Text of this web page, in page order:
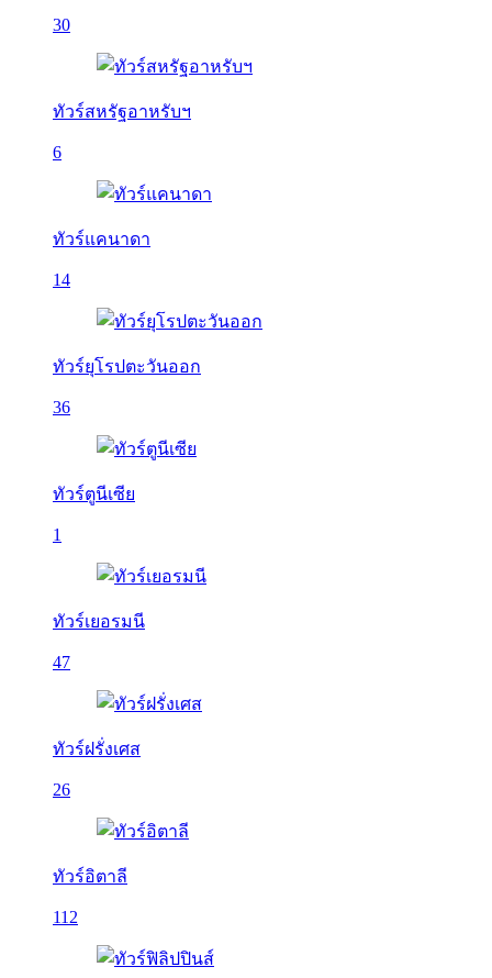
30
ทัวร์สหรัฐอาหรับฯ
6
ทัวร์แคนาดา
14
ทัวร์ยุโรปตะวันออก
36
ทัวร์ตูนีเซีย
1
ทัวร์เยอรมนี
47
ทัวร์ฝรั่งเศส
26
ทัวร์อิตาลี
112